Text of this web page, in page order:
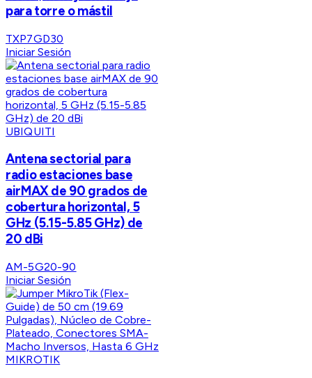
para torre o mástil
TXP7GD30
Iniciar Sesión
UBIQUITI
Antena sectorial para
radio estaciones base
airMAX de 90 grados de
cobertura horizontal, 5
GHz (5.15-5.85 GHz) de
20 dBi
AM-5G20-90
Iniciar Sesión
MIKROTIK